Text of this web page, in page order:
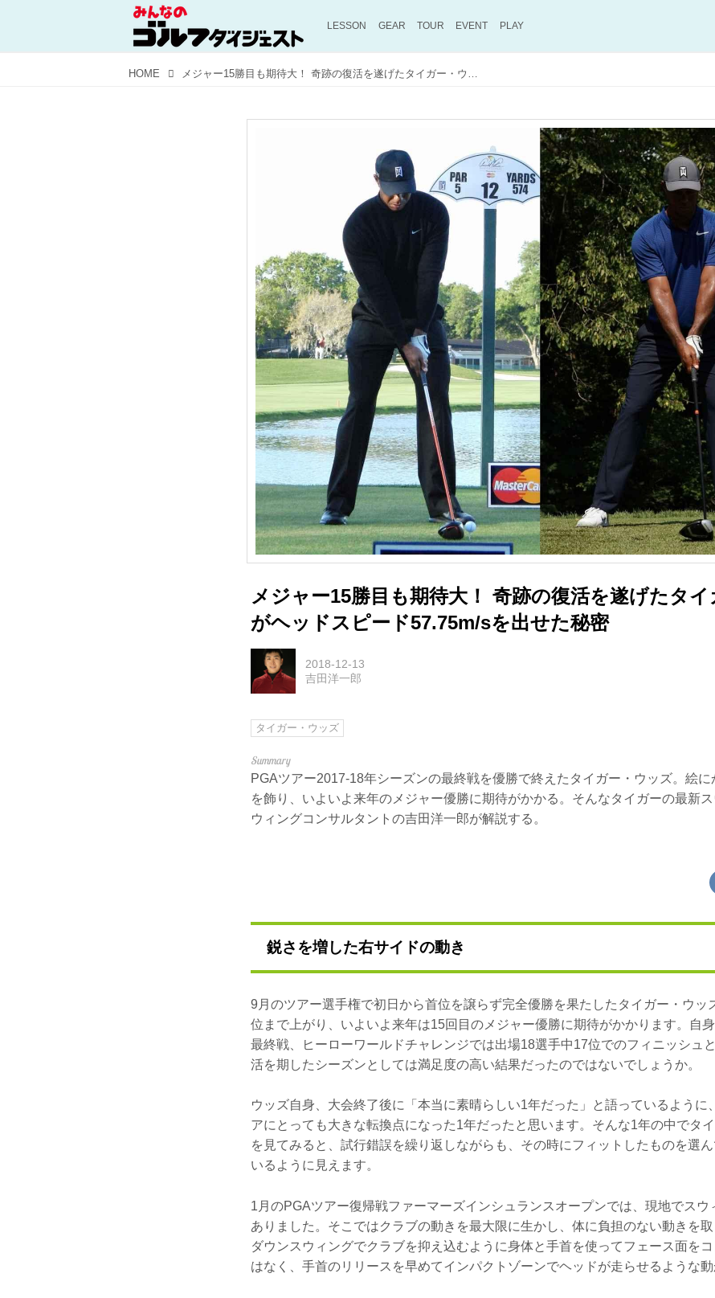
LESSON GEAR TOUR EVENT PLAY
HOME メジャー15勝目も期待大！ 奇跡の復活を遂げたタイガー・ウッズがヘッドスピード57.75m/sを出せた秘密
メジャー15勝目も期待大！ 奇跡の復活を遂げたタ
がヘッドスピード57.75m/sを出せた秘密
2018-12-13
吉田洋一郎
タイガー・ウッズ
PGAツアー2017-18年シーズンの最終戦を優勝で終えたタイガー・ウッズ。絵に
を飾り、いよいよ来年のメジャー優勝に期待がかかる。そんなタイガーの最新
ウィングコンサルタントの吉田洋一郎が解説する。
鋭さを増した右サイドの動き
9月のツアー選手権で初日から首位を譲らず完全優勝を果たしたタイガー・ウッ
位まで上がり、いよいよ来年は15回目のメジャー優勝に期待がかかります。自
最終戦、ヒーローワールドチャレンジでは出場18選手中17位でのフィニッシュ
活を期したシーズンとしては満足度の高い結果だったのではないでしょうか。
ウッズ自身、大会終了後に「本当に素晴らしい1年だった」と語っているように
アにとっても大きな転換点になった1年だったと思います。そんな1年の中でタ
を見てみると、試行錯誤を繰り返しながらも、その時にフィットしたものを選
いるように見えます。
1月のPGAツアー復帰戦ファーマーズインシュランスオープンでは、現地でスウ
ありました。そこではクラブの動きを最大限に生かし、体に負担のない動きを取
ダウンスウィングでクラブを抑え込むように身体と手首を使ってフェース面を
はなく、手首のリリースを早めてインパクトゾーンでヘッドが走らせるような動